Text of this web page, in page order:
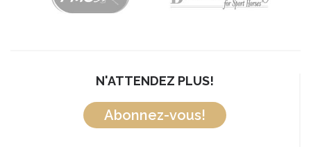
N'ATTENDEZ PLUS!
Abonnez-vous!